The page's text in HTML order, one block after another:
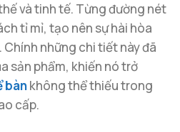
và tinh tế. Từng đường nét
tỉ mỉ, tạo nên sự hài hòa
Chính những chi tiết này đã
sản phẩm, khiến nó trở
bànkhông thể thiếu trong
cấp.